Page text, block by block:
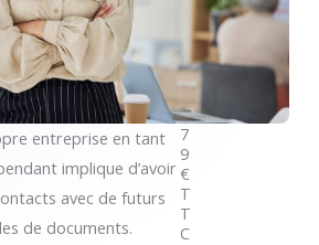
entreprise en tant
implique d’avoir
avec de futurs
de documents.
7
9
€
T
T
C